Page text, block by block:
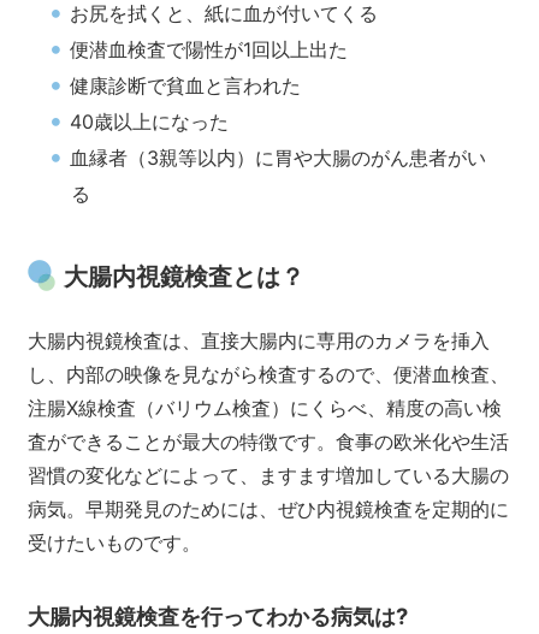
お尻を拭くと、紙に血が付いてくる
便潜血検査で陽性が1回以上出た
健康診断で貧血と言われた
40歳以上になった
血縁者（3親等以内）に胃や大腸のがん患者がい
る
大腸内視鏡検査とは？
大腸内視鏡検査は、直接大腸内に専用のカメラを挿入
し、内部の映像を見ながら検査するので、便潜血検査、
注腸X線検査（バリウム検査）にくらべ、精度の高い検
査ができることが最大の特徴です。食事の欧米化や生活
習慣の変化などによって、ますます増加している大腸の
病気。早期発見のためには、ぜひ内視鏡検査を定期的に
受けたいものです。
大腸内視鏡検査を行ってわかる病気は?